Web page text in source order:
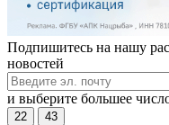
Подпишитесь на нашу
новостей
и выберите большее
22 43